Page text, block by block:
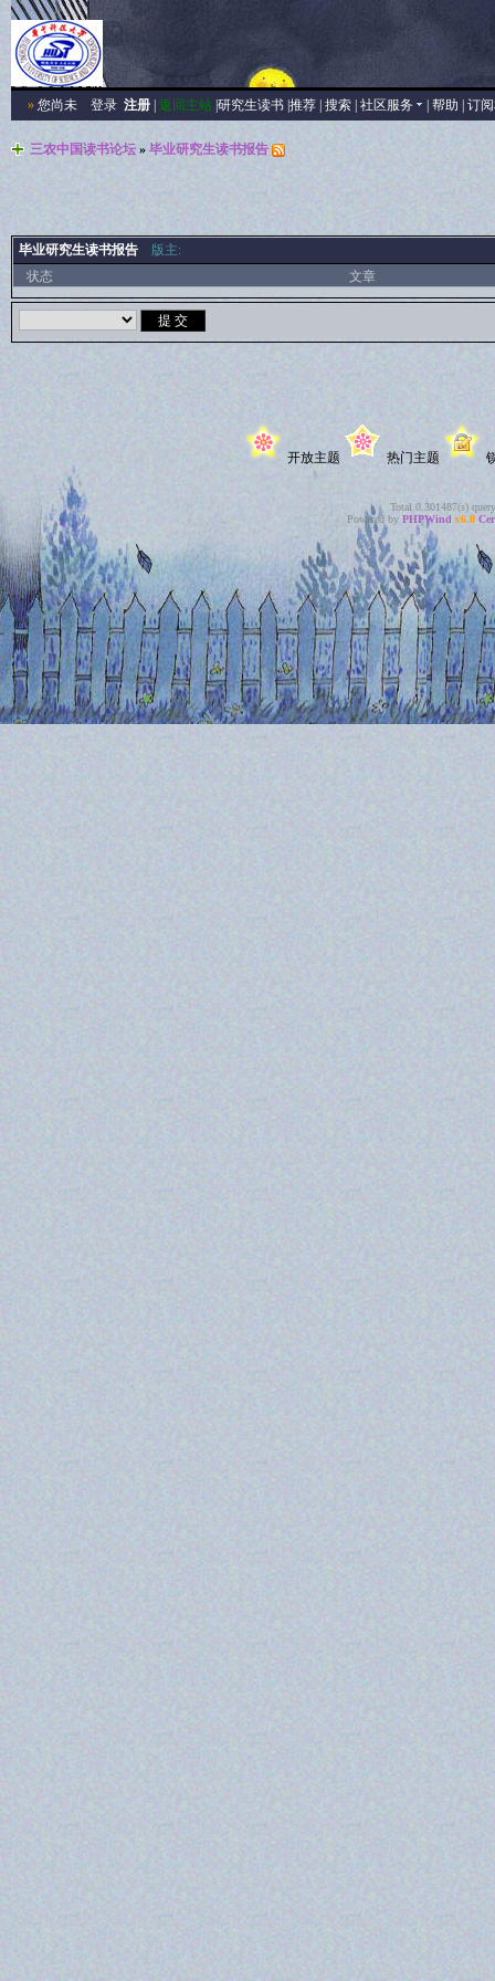
»您尚未 登录 注册| 返回主站| 研究生读书| 推荐| 搜索| 社区服务 帮助 订
三农中国读书论坛» 毕业研究生读书报告
毕业研究生读书报告版主:
状态
文章
开放主题 热门主题
Total 0.301487(s)
Powered by PHPWind v6.0